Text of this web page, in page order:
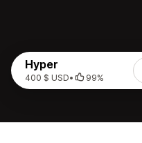
Hyper
400 $ USD• 99%